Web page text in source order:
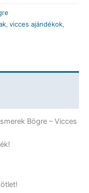
, vicces ajándékok,
Bögre – Vicces